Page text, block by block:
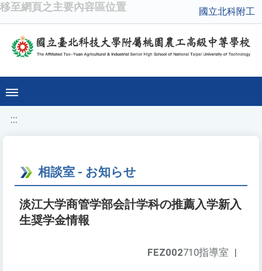
移至網頁之主要內容區位置 國立北科附工
:::
相談室 - お知らせ
淡江大学商管学部会計学科の推薦入学新入
生奨学金情報
FEZ002710指導室 |